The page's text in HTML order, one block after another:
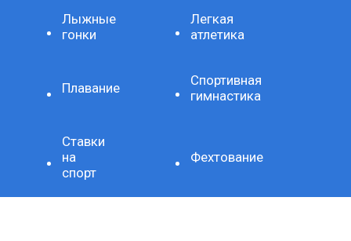
Лыжные
гонки
Легкая
атлетика
Плавание
Спортивная
гимнастика
Ставки
на
спорт
Фехтование